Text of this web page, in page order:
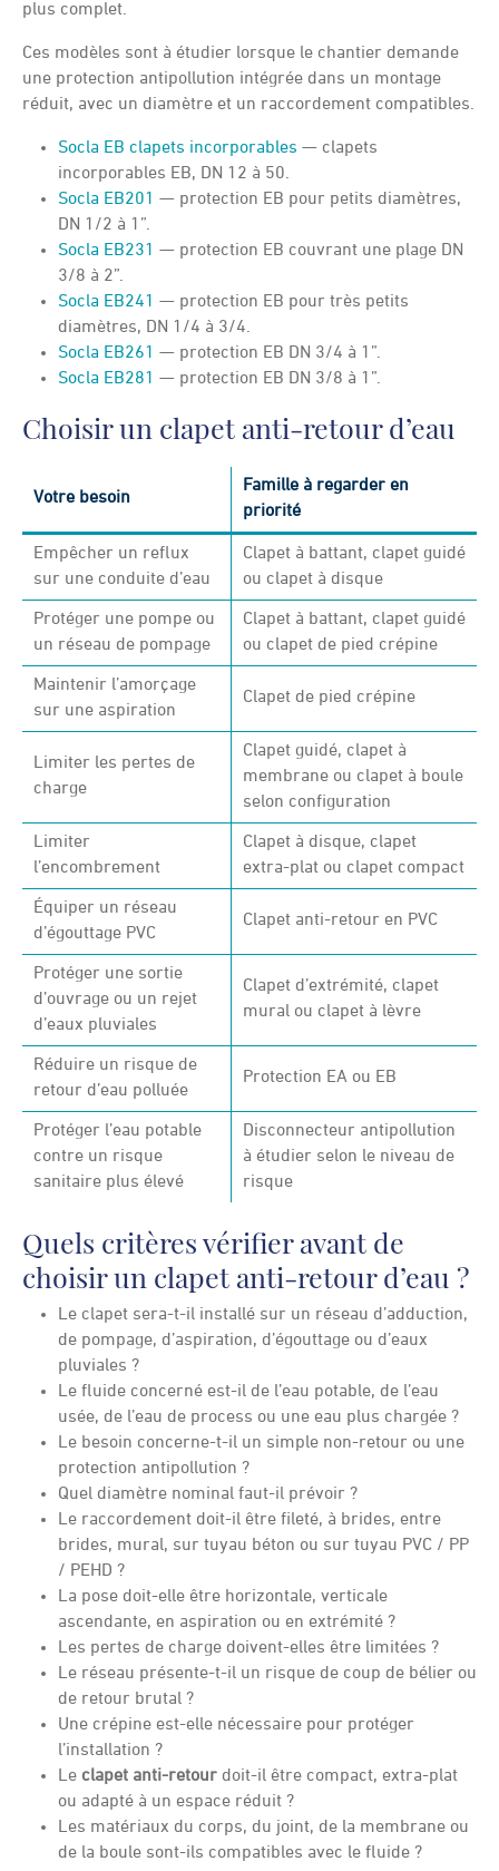
plus complet.
Ces modèles sont à étudier lorsque le chantier demande
une protection antipollution intégrée dans un montage
réduit, avec un diamètre et un raccordement compatibles.
Socla EB clapets incorporables — clapets
incorporables EB, DN 12 à 50.
Socla EB201 — protection EB pour petits diamètres,
DN 1/2 à 1”.
Socla EB231 — protection EB couvrant une plage DN
3/8 à 2”.
Socla EB241 — protection EB pour très petits
diamètres, DN 1/4 à 3/4.
Socla EB261 — protection EB DN 3/4 à 1”.
Socla EB281 — protection EB DN 3/8 à 1”.
Choisir un clapet anti-retour d’eau
Votre besoin
Famille à regarder en
priorité
Empêcher un reflux
sur une conduite d’eau
Clapet à battant, clapet guidé
ou clapet à disque
Protéger une pompe ou
un réseau de pompage
Clapet à battant, clapet guidé
ou clapet de pied crépine
Maintenir l’amorçage
sur une aspiration
Clapet de pied crépine
Limiter les pertes de
charge
Clapet guidé, clapet à
membrane ou clapet à boule
selon configuration
Limiter
l’encombrement
Clapet à disque, clapet
extra-plat ou clapet compact
Équiper un réseau
d’égouttage PVC
Clapet anti-retour en PVC
Protéger une sortie
d’ouvrage ou un rejet
d’eaux pluviales
Clapet d’extrémité, clapet
mural ou clapet à lèvre
Réduire un risque de
retour d’eau polluée
Protection EA ou EB
Protéger l’eau potable
contre un risque
sanitaire plus élevé
Disconnecteur antipollution
à étudier selon le niveau de
risque
Quels critères vérifier avant de
choisir un clapet anti-retour d’eau ?
Le clapet sera-t-il installé sur un réseau d’adduction,
de pompage, d’aspiration, d’égouttage ou d’eaux
pluviales ?
Le fluide concerné est-il de l’eau potable, de l’eau
usée, de l’eau de process ou une eau plus chargée ?
Le besoin concerne-t-il un simple non-retour ou une
protection antipollution ?
Quel diamètre nominal faut-il prévoir ?
Le raccordement doit-il être fileté, à brides, entre
brides, mural, sur tuyau béton ou sur tuyau PVC / PP
/ PEHD ?
La pose doit-elle être horizontale, verticale
ascendante, en aspiration ou en extrémité ?
Les pertes de charge doivent-elles être limitées ?
Le réseau présente-t-il un risque de coup de bélier ou
de retour brutal ?
Une crépine est-elle nécessaire pour protéger
l’installation ?
Le clapet anti-retour doit-il être compact, extra-plat
ou adapté à un espace réduit ?
Les matériaux du corps, du joint, de la membrane ou
de la boule sont-ils compatibles avec le fluide ?